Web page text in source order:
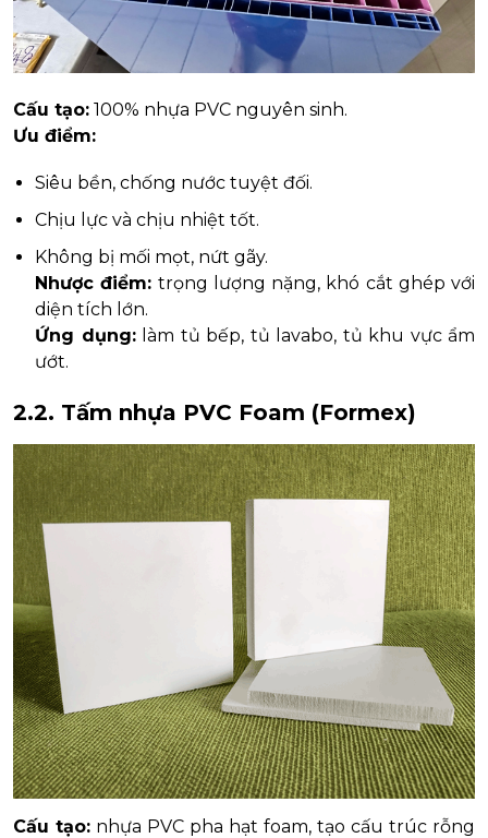
Cấu tạo: 100% nhựa PVC nguyên sinh.
Ưu điểm:
Siêu bền, chống nước tuyệt đối.
Chịu lực và chịu nhiệt tốt.
Không bị mối mọt, nứt gãy.
Nhược điểm: trọng lượng nặng, khó cắt ghép với
diện tích lớn.
Ứng dụng:làm tủ bếp, tủ lavabo, tủ khu vực ẩm
ướt.
2.2. Tấm nhựa PVC Foam (Formex)
Cấu tạo: nhựa PVC pha hạt foam, tạo cấu trúc rỗng